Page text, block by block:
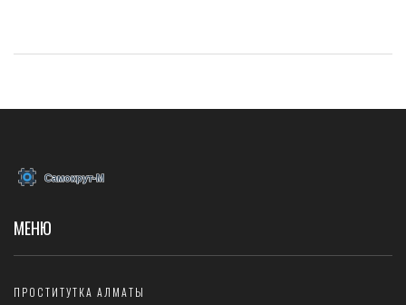
МЕНЮ
ПРОСТИТУТКА АЛМАТЫ